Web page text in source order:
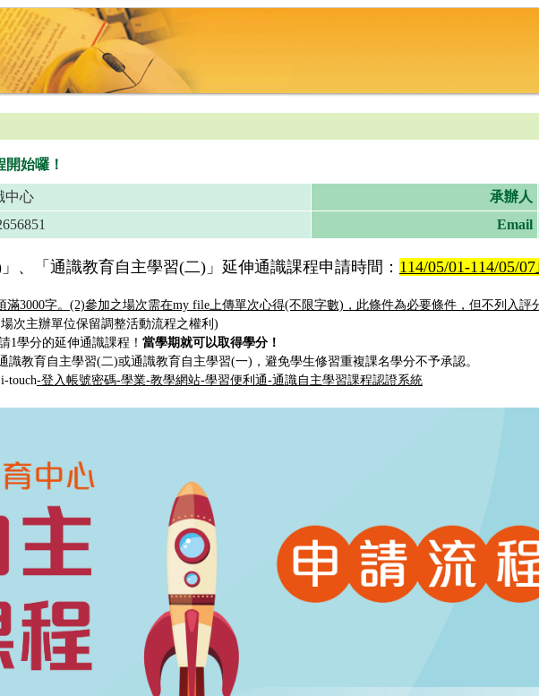
開始囉！
中心 承辦人
Email
、「通識教育自主學習(二)」延伸通識課程申請時間： 114/05/01-114/05/07
滿3000字。(2)參加之場次需在my file上傳單次心得(不限字數)，此條件為必要條件，但不列入評
次主辦單位保留調整活動流程之權利)
1學分的延伸通識課程！ 當學期就可以取得學分！
識教育自主學習(二)或通識教育自主學習(一)，避免學生修習重複課名學分不予承認。
touch-登入帳號密碼-學業-教學網站-學習便利通-通識自主學習課程認證系統